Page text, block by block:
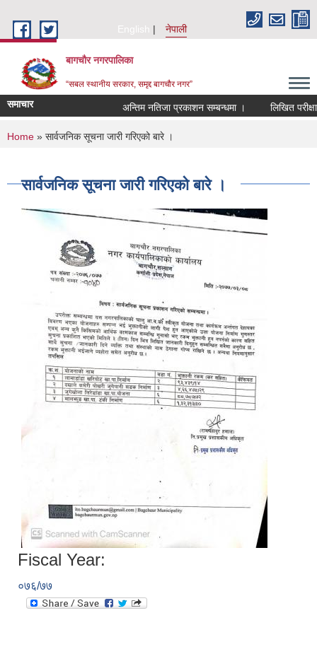
English
नेपाली
बागचौर नगरपालिका
“सबल स्थानीय सरकार, समृद्द बागचौर नगर”
समाचार अन्तिम नतिजा प्रकाशन सम्बन्धमा । लिखित
You are here
Home » सार्वजनिक सूचना जारी गरिएको बारे ।
सार्वजनिक सूचना जारी गरिएको बारे ।
Fiscal Year:
०७६/७७